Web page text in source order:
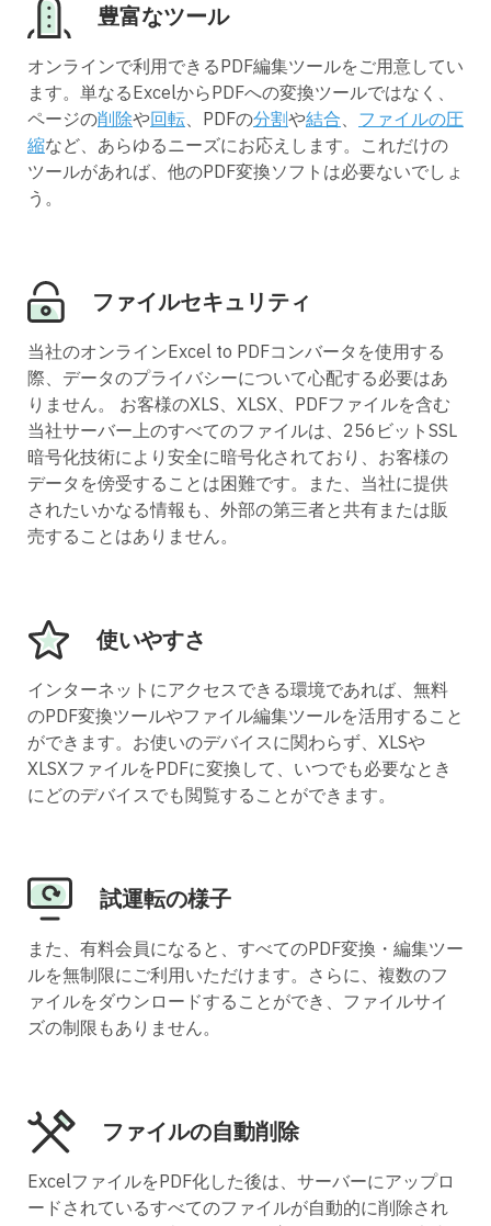
豊富なツール
オンラインで利用できるPDF編集ツールをご用意してい
ます。単なるExcelからPDFへの変換ツールではなく、
ページの削除や回転、PDFの分割や結合、 ファイルの圧
縮など、あらゆるニーズにお応えします。これだけの
ツールがあれば、他のPDF変換ソフトは必要ないでしょ
う。
ファイルセキュリティ
当社のオンラインExcel to PDFコンバータを使用する
際、データのプライバシーについて心配する必要はあ
りません。 お客様のXLS、XLSX、PDFファイルを含む
当社サーバー上のすべてのファイルは、256ビットSSL
暗号化技術により安全に暗号化されており、お客様の
データを傍受することは困難です。また、当社に提供
されたいかなる情報も、外部の第三者と共有または販
売することはありません。
使いやすさ
インターネットにアクセスできる環境であれば、無料
のPDF変換ツールやファイル編集ツールを活用すること
ができます。お使いのデバイスに関わらず、XLSや
XLSXファイルをPDFに変換して、いつでも必要なとき
にどのデバイスでも閲覧することができます。
試運転の様子
また、有料会員になると、すべてのPDF変換・編集ツー
ルを無制限にご利用いただけます。さらに、複数のフ
ァイルをダウンロードすることができ、ファイルサイ
ズの制限もありません。
ファイルの自動削除
ExcelファイルをPDF化した後は、サーバーにアップロ
ードされているすべてのファイルが自動的に削除され